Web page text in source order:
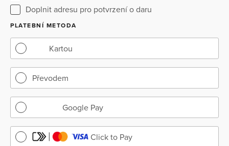
Doplnit adresu pro potvrzení o daru
PLATEBNÍ METODA
Kartou
Převodem
Google Pay
Click to Pay